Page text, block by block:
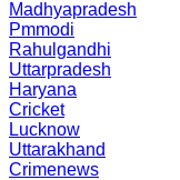
Madhyapradesh
Pmmodi
Rahulgandhi
Uttarpradesh
Haryana
Cricket
Lucknow
Uttarakhand
Crimenews